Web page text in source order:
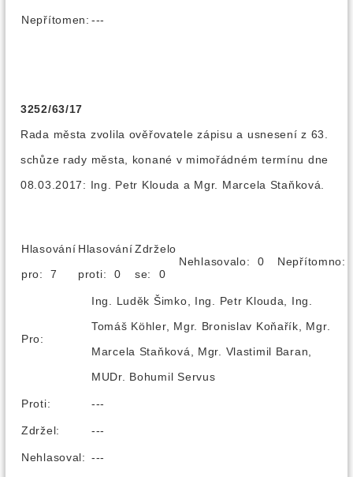
Nepřítomen: ---
3252/63/17
Rada města zvolila ověřovatele zápisu a usnesení z 63.
schůze rady města, konané v mimořádném termínu dne
08.03.2017: Ing. Petr Klouda a Mgr. Marcela Staňková.
Hlasování
pro: 7
Hlasování
proti: 0
Zdrželo
se: 0
Nehlasovalo: 0
Pro:
Ing. Luděk Šimko, Ing. Petr Klouda, Ing.
Tomáš Köhler, Mgr. Bronislav Koňařík, Mgr.
Marcela Staňková, Mgr. Vlastimil Baran,
MUDr. Bohumil Servus
Proti: ---
Zdržel: ---
Nehlasoval: ---